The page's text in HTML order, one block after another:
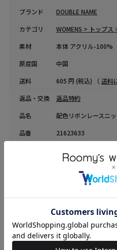
ブランド
DOUBLE NAME
カテゴリ
WOMENS > トップ
素材
本体 アクリル-100%
原産国
中国
送料
605 円 (税込) （ 送料
返品・交換
返品特約
品名
配色リボンレースニ
品番
21623633
COORDINATE